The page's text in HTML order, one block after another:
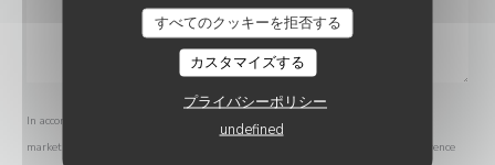
すべてのクッキーを拒否する
カスタマイズする
プライバシーポリシー
undefined
In accordance with data protection regulations, you have the right to opt out of
marketing communications. UK residents can register with the Telephone Preference